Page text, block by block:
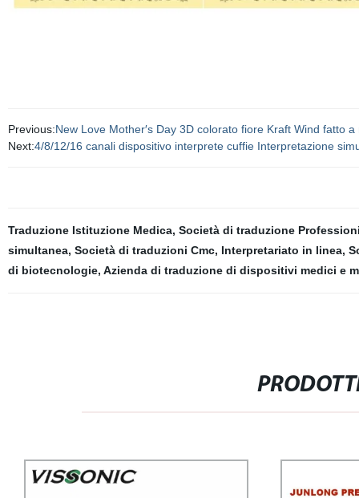
Previous:New Love Mother′s Day 3D colorato fiore Kraft Wind fatto
Next:4/8/12/16 canali dispositivo interprete cuffie Interpretazione
Traduzione Istituzione Medica, Società di traduzione
simultanea, Società di traduzioni Cmc, Interpretariato in linea,
di biotecnologie, Azienda di traduzione di dispositivi medici e